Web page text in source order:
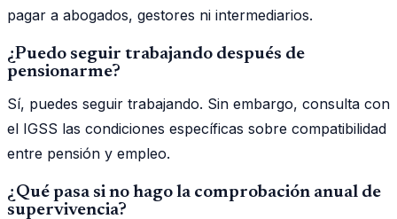
pagar a abogados, gestores ni intermediarios.
¿Puedo seguir trabajando después de
pensionarme?
Sí, puedes seguir trabajando. Sin embargo, consulta con
el IGSS las condiciones específicas sobre compatibilidad
entre pensión y empleo.
¿Qué pasa si no hago la comprobación anual de
supervivencia?